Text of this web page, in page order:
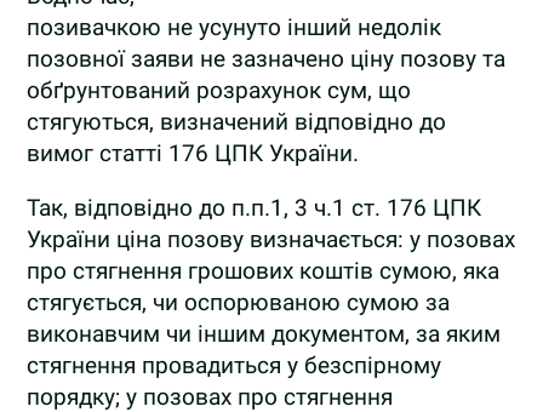
позивачкою не усунуто інший недолік
позовної заяви не зазначено ціну позову та
обґрунтований розрахунок сум, що
стягуються, визначений відповідно до
вимог статті 176 ЦПК України.
Так, відповідно до п.п.1, 3 ч.1 ст. 176 ЦПК
України ціна позову визначається: у позовах
про стягнення грошових коштів сумою, яка
стягується, чи оспорюваною сумою за
виконавчим чи іншим документом, за яким
стягнення провадиться у безспірному
порядку; у позовах про стягнення